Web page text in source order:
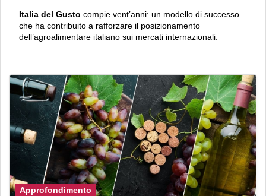
Italia del Gusto compie vent’anni: un modello di successo
che ha contribuito a rafforzare il posizionamento
dell’agroalimentare italiano sui mercati internazionali.
Approfondimento